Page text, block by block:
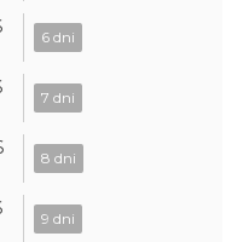
6 dni
7 dni
8 dni
9 dni